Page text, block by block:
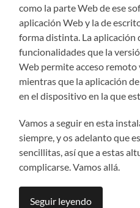
como la parte Web de ese
aplicación Web y la de
forma distinta. La aplicación
funcionalidades que la
Web permite acceso
mientras que la aplicación
en el dispositivo en la que
Vamos a seguir en esta
siempre, y os adelanto que
sencillitas, así que a estas
complicarse. Vamos allá.
Seguir leyendo